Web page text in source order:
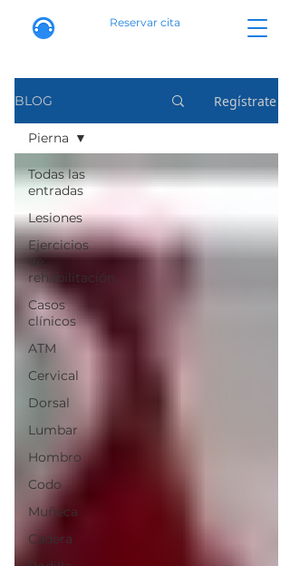
Reservar cita
BLOG Regístrate
Todas las
entradas
Lesiones
Ejercicios
de
rehabilitación
Casos
clínicos
ATM
Cervical
Dorsal
Lumbar
Hombro
Codo
Muñeca
Cadera
Pierna